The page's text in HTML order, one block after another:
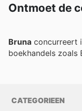
Ontmoet de
Bruna concurreert
boekhandels zoals
CATEGORIEEN